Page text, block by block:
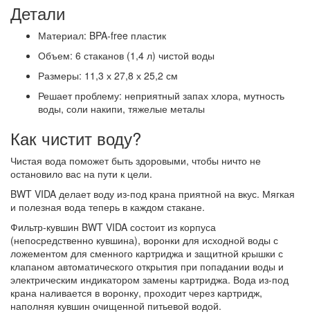
Детали
Материал: BPA-free пластик
Объем: 6 стаканов (1,4 л) чистой воды
Размеры: 11,3 х 27,8 х 25,2 см
Решает проблему: неприятный запах хлора, мутность
воды, соли накипи, тяжелые металы
Как чистит воду?
Чистая вода поможет быть здоровыми, чтобы ничто не
остановило вас на пути к цели.
BWT VIDA делает воду из-под крана приятной на вкус. Мягкая
и полезная вода теперь в каждом стакане.
Фильтр-кувшин BWT VIDA состоит из корпуса
(непосредственно кувшина), воронки для исходной воды с
ложементом для сменного картриджа и защитной крышки с
клапаном автоматического открытия при попадании воды и
электрическим индикатором замены картриджа. Вода из-под
крана наливается в воронку, проходит через картридж,
наполняя кувшин очищенной питьевой водой.